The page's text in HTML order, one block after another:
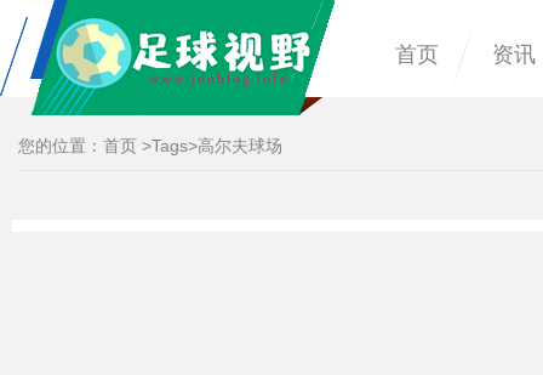
首页 资讯
您的位置： 首页 >Tags>高尔夫球场